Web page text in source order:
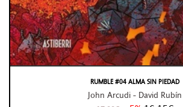
RUMBLE #04 ALMA SIN PIEDAD
John Arcudi - David Rubín